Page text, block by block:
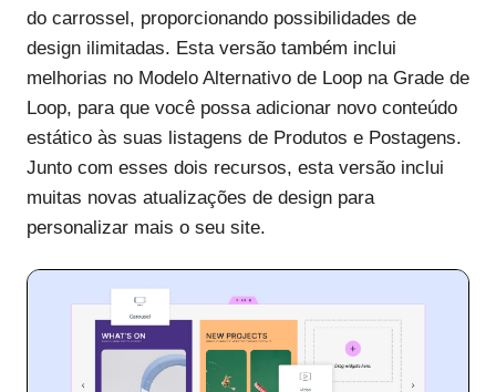
do carrossel, proporcionando possibilidades de
design ilimitadas. Esta versão também inclui
melhorias no Modelo Alternativo de Loop na Grade de
Loop, para que você possa adicionar novo conteúdo
estático às suas listagens de Produtos e Postagens.
Junto com esses dois recursos, esta versão inclui
muitas novas atualizações de design para
personalizar mais o seu site.